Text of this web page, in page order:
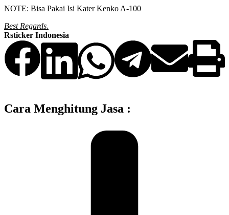
NOTE: Bisa Pakai Isi Kater Kenko A-100
Best Regards.
Rsticker Indonesia
Cara Menghitung Jasa :